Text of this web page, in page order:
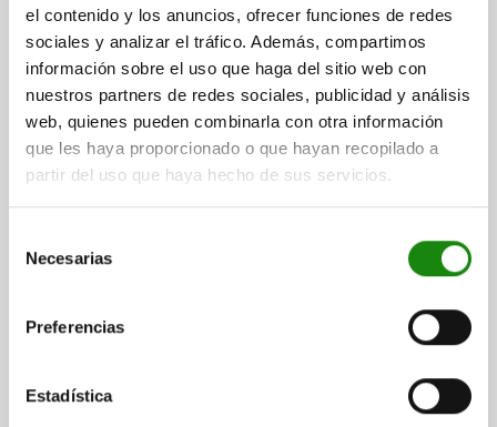
el contenido y los anuncios, ofrecer funciones de redes
sociales y analizar el tráfico. Además, compartimos
información sobre el uso que haga del sitio web con
nuestros partners de redes sociales, publicidad y análisis
web, quienes pueden combinarla con otra información
que les haya proporcionado o que hayan recopilado a
partir del uso que haya hecho de sus servicios.
Necesarias
Preferencias
Estadística
L2=6 L4=13 CARRERA S=4 SW1=10 SW2=13
F X 30°=1
FUERZA DEL MUELLE INICIAL F1 APROX. N=6
FUERZA DEL MUELLE FINAL F2 APROX. N=12
Referencia:03092-04004
$257.05
más IVA.
más gastos de envío
DETALLES
03092 S